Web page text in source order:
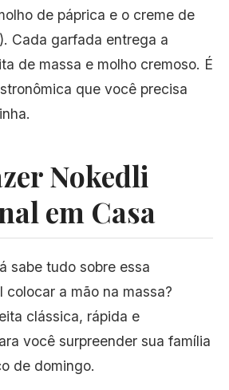
de páprica e o creme de
Cada garfada entrega a
de massa e molho cremoso. É
que você precisa
Nokedli
em Casa
sabe tudo sobre essa
colocar a mão na massa?
clássica, rápida e
você surpreender sua família
de domingo.